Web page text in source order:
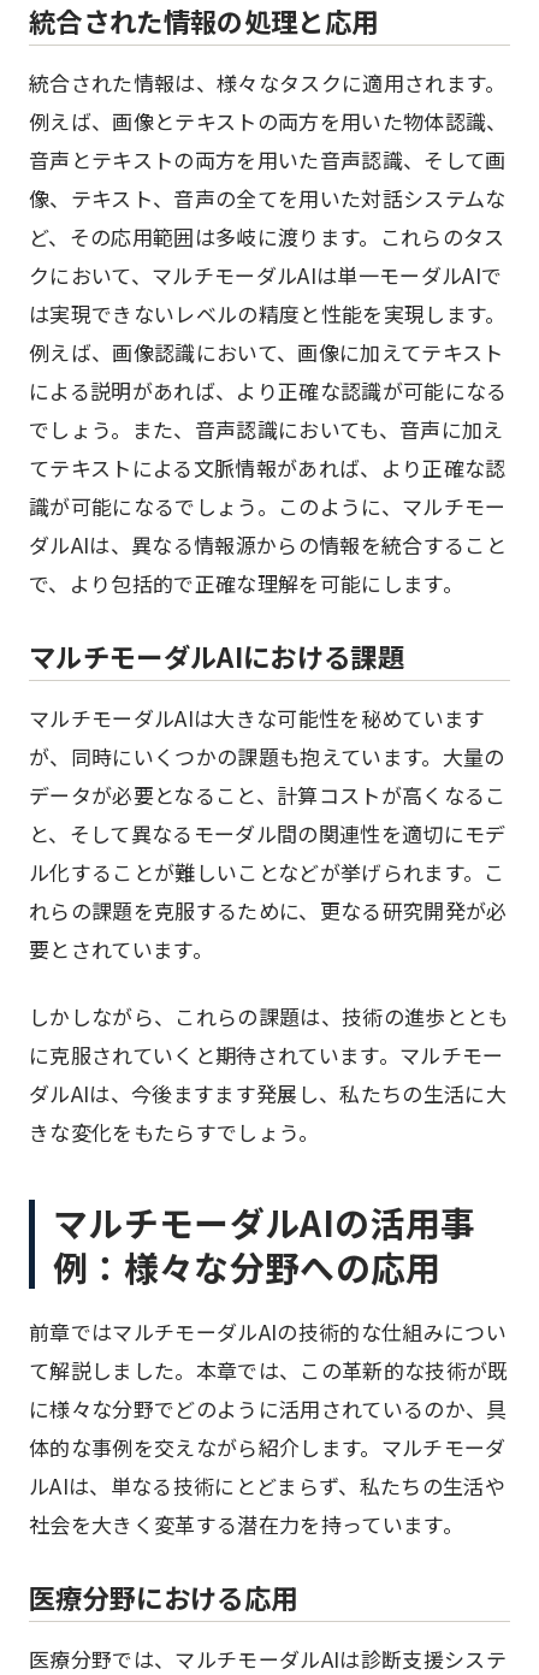
統合された情報の処理と応用
統合された情報は、様々なタスクに適用されます。
例えば、画像とテキストの両方を用いた物体認識、
音声とテキストの両方を用いた音声認識、そして画
像、テキスト、音声の全てを用いた対話システムな
ど、その応用範囲は多岐に渡ります。これらのタス
クにおいて、マルチモーダルAIは単一モーダルAIで
は実現できないレベルの精度と性能を実現します。
例えば、画像認識において、画像に加えてテキスト
による説明があれば、より正確な認識が可能になる
でしょう。また、音声認識においても、音声に加え
てテキストによる文脈情報があれば、より正確な認
識が可能になるでしょう。このように、マルチモー
ダルAIは、異なる情報源からの情報を統合すること
で、より包括的で正確な理解を可能にします。
マルチモーダルAIにおける課題
マルチモーダルAIは大きな可能性を秘めています
が、同時にいくつかの課題も抱えています。大量の
データが必要となること、計算コストが高くなるこ
と、そして異なるモーダル間の関連性を適切にモデ
ル化することが難しいことなどが挙げられます。こ
れらの課題を克服するために、更なる研究開発が必
要とされています。
しかしながら、これらの課題は、技術の進歩ととも
に克服されていくと期待されています。マルチモー
ダルAIは、今後ますます発展し、私たちの生活に大
きな変化をもたらすでしょう。
マルチモーダルAIの活用事
例：様々な分野への応用
前章ではマルチモーダルAIの技術的な仕組みについ
て解説しました。本章では、この革新的な技術が既
に様々な分野でどのように活用されているのか、具
体的な事例を交えながら紹介します。マルチモーダ
ルAIは、単なる技術にとどまらず、私たちの生活や
社会を大きく変革する潜在力を持っています。
医療分野における応用
医療分野では、マルチモーダルAIは診断支援システ